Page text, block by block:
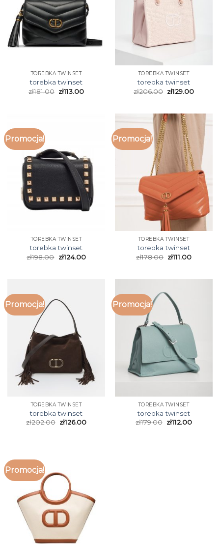
TOREBKA TWINSET
torebka twinset
zł181.00 zł113.00
TOREBKA TWINSET
torebka twinset
zł206.00 zł129.00
Promocja!
TOREBKA TWINSET
torebka twinset
zł198.00 zł124.00
Promocja!
TOREBKA TWINSET
torebka twinset
zł178.00 zł111.00
Promocja!
TOREBKA TWINSET
torebka twinset
zł202.00 zł126.00
Promocja!
TOREBKA TWINSET
torebka twinset
zł179.00 zł112.00
Promocja!